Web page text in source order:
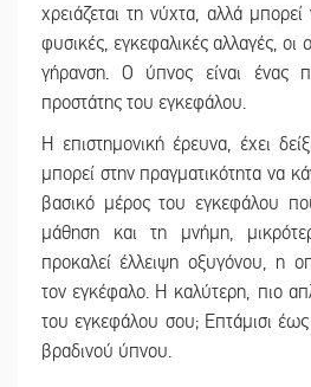
χρειάζεται τη νύχτα, αλλά
φυσικές, εγκεφαλικές αλλαγές, οι
γήρανση. Ο ύπνος είναι ένας
προστάτης του εγκεφάλου.
Η επιστημονική έρευνα, έχει
μπορεί στην πραγματικότητα να
βασικό μέρος του εγκεφάλου
μάθηση και τη μνήμη,
προκαλεί έλλειψη οξυγόνου, η
τον εγκέφαλο. Η καλύτερη, πιο
του εγκεφάλου σου; Eπτάμισι
βραδινού ύπνου.